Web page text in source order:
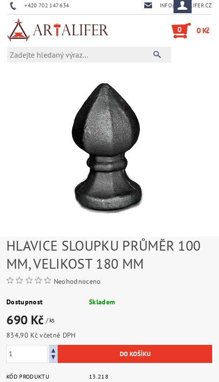
+420 702 147 634 INFO@ARTALIFER.CZ
0 0 Kč
HLAVICE SLOUPKU PRŮMĚR 100
MM, VELIKOST 180 MM
Neohodnoceno
Dostupnost Skladem
690 Kč/ ks
834,90 Kč včetně DPH
KÓD PRODUKTU
13.218